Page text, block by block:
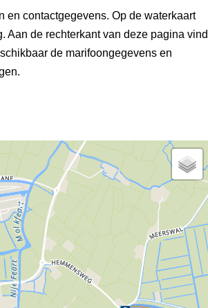
contactgegevens. Op de waterkaart
Aan de rechterkant van deze pagina vind
de marifoongegevens en